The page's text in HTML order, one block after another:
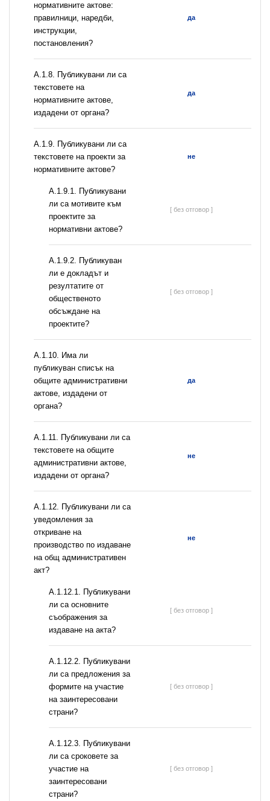
нормативните актове:
правилници, наредби,
инструкции,
постановления?
да
А.1.8. Публикувани ли са
текстовете на
нормативните актове,
издадени от органа?
да
А.1.9. Публикувани ли са
текстовете на проекти за
нормативните актове?
не
А.1.9.1. Публикувани
ли са мотивите към
проектите за
нормативни актове?
[ без отговор ]
А.1.9.2. Публикуван
ли е докладът и
резултатите от
общественото
обсъждане на
проектите?
[ без отговор ]
А.1.10. Има ли
публикуван списък на
общите административни
актове, издадени от
органа?
да
А.1.11. Публикувани ли са
текстовете на общите
административни актове,
издадени от органа?
не
А.1.12. Публикувани ли са
уведомления за
откриване на
производство по издаване
на общ административен
акт?
не
А.1.12.1. Публикувани
ли са основните
съображения за
издаване на акта?
[ без отговор ]
А.1.12.2. Публикувани
ли са предложения за
формите на участие
на заинтересовани
страни?
[ без отговор ]
А.1.12.3. Публикувани
ли са сроковете за
участие на
заинтересовани
страни?
[ без отговор ]